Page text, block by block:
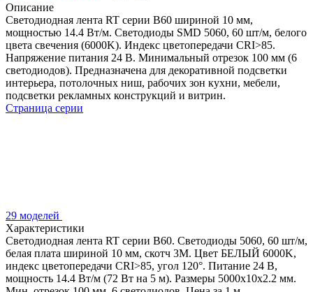
Описание
Светодиодная лента RT серии B60 шириной 10 мм,
мощностью 14.4 Вт/м. Светодиоды SMD 5060, 60 шт/м, белого
цвета свечения (6000K). Индекс цветопередачи CRI>85.
Напряжение питания 24 В. Минимальный отрезок 100 мм (6
светодиодов). Предназначена для декоративной подсветки
интерьера, потолочных ниш, рабочих зон кухни, мебели,
подсветки рекламных конструкций и витрин.
Страница серии
29 моделей
Характеристики
Светодиодная лента RT серии B60. Светодиоды 5060, 60 шт/м,
белая плата шириной 10 мм, скотч 3M. Цвет БЕЛЫЙ 6000K,
индекс цветопередачи CRI>85, угол 120°. Питание 24 В,
мощность 14.4 Вт/м (72 Вт на 5 м). Размеры 5000x10x2.2 мм.